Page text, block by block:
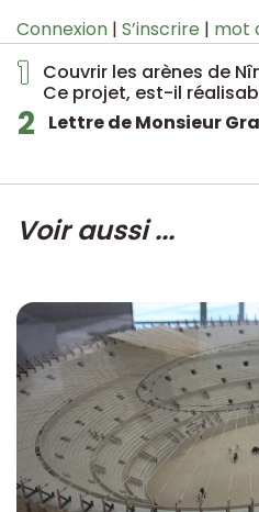
1
Couvrir les arènes de
Ce projet, est-il
2 Lettre de Monsieur
Connexion | S’inscrire | mot
Voir aussi ...